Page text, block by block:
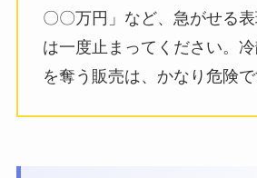
〇〇万円」など、急がせる
は一度止まってください。
を奪う販売は、かなり危険で